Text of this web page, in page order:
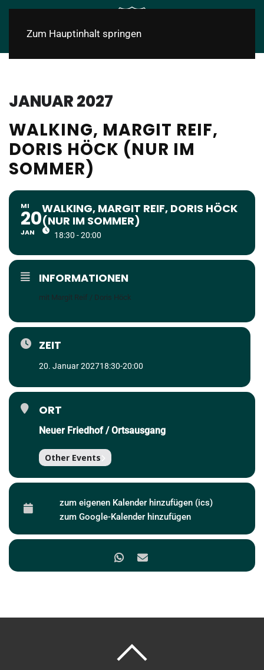
Zum Hauptinhalt springen
JANUAR 2027
WALKING, MARGIT REIF,
DORIS HÖCK (NUR IM
SOMMER)
MI
20
JAN
WALKING, MARGIT REIF, DORIS HÖCK
(NUR IM SOMMER)
18:30 - 20:00
INFORMATIONEN
mit Margit Reif / Doris Höck
ZEIT
20. Januar 202718:30-20:00
ORT
Neuer Friedhof / Ortsausgang
Other Events
zum eigenen Kalender hinzufügen (ics)
zum Google-Kalender hinzufügen